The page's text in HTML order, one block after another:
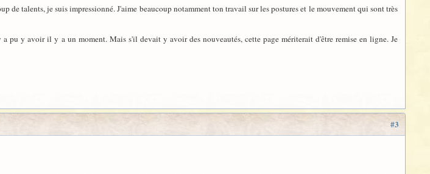
de talents, je suis impressionné. J'aime beaucoup notamment ton travail sur les postures et le mouvement qui sont très
pu y avoir il y a un moment. Mais s'il devait y avoir des nouveautés, cette page mériterait d'être remise en ligne. Je
#3